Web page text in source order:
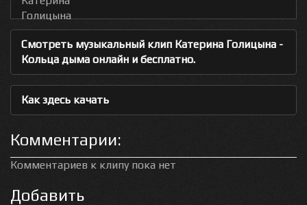
Смотреть музыкальный клип Катерина Голицына -
Кольца дыма онлайн и бесплатно.
Как здесь качать
Комментарии:
Комментариев к клипу пока нет
Добавить